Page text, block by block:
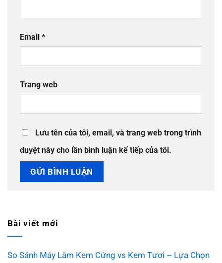
Email *
Trang web
Lưu tên của tôi, email, và trang web trong trình
duyệt này cho lần bình luận kế tiếp của tôi.
Bài viết mới
So Sánh Máy Làm Kem Cứng vs Kem Tươi – Lựa Chọn